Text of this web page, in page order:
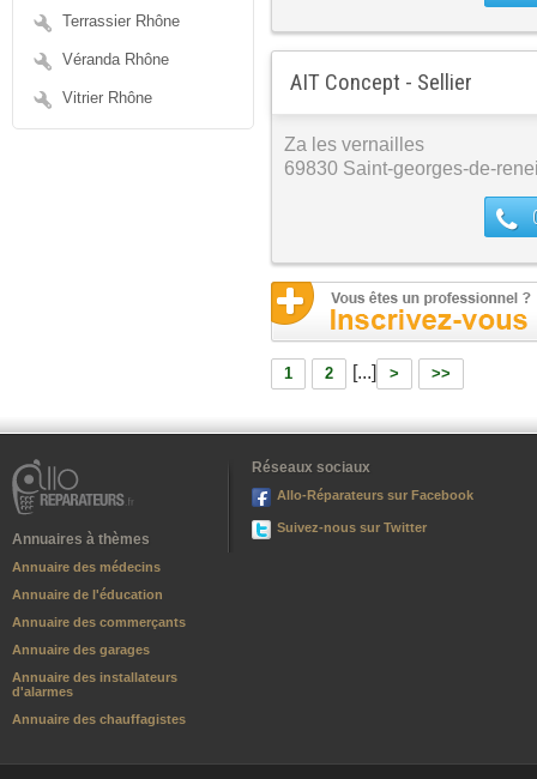
Terrassier Rhône
Véranda Rhône
Vitrier Rhône
AIT Concept - Sellier
Za les vernailles
69830 Saint-georges-de-
1 2 [...] > >>
Annuaires à thèmes
Annuaire des médecins
Annuaire de l'éducation
Annuaire des commerçants
Annuaire des garages
Annuaire des installateurs
d'alarmes
Annuaire des chauffagistes
Réseaux sociaux
Allo-Réparateurs sur Facebook
Suivez-nous sur Twitter